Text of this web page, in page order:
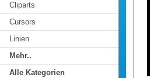
Cliparts
Cursors
Linien
Mehr..
Alle Kategorien